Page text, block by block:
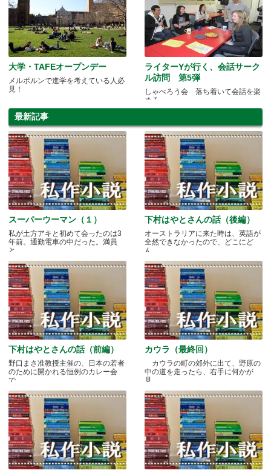
大学・TAFEオープンデー
メルボルンで進学を考えている人必
見！
ライターYが行く、会話サーク
ル訪問 第5弾
しゃべろう会 落ち着いて会話を楽
める
最新記事
スーパーウーマン（１）
私が土方アキと初めて会ったのは3
年前。通勤電車の中だった。満員
と.....
下村はやとさんの話（後編）
オーストラリアに来た時は、英語が
全然できなかったので、どこにど
ん.....
下村はやとさんの話（前編）
野口まさ准教授主催の、日本の若者
のために開かれる恒例のカレー会
で.....
カウラ（最終回）
カウラの町の郊外に出て、野原の
中の道を走ったら、右手に何かが
見.....